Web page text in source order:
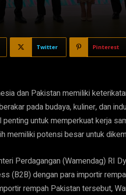
Twitter Pinterest
dan Pakistan memiliki
pada budaya, kuliner, dan
untuk memperkuat kerja
memiliki potensi besar untuk
Perdagangan (Wamendag) RI
(B2B) dengan para importir
rempah Pakistan tersebut,